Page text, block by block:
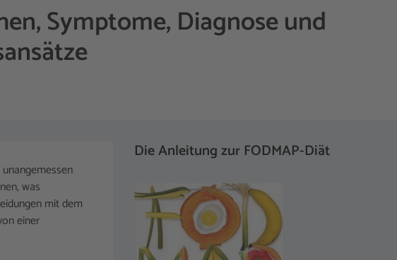
Symptome, Diagnose und
was
mit dem
einer
Die Anleitung zur FODMAP-Diät